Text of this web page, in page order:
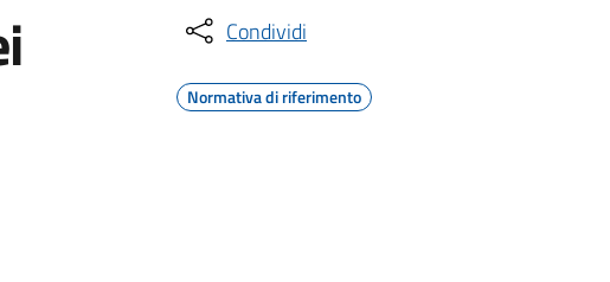
Condividi
Normativa di riferimento